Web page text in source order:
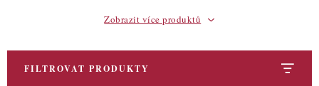
Zobrazit více produktů
FILTROVAT PRODUKTY